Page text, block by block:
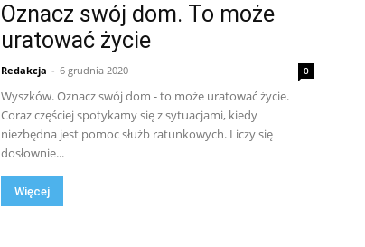
Oznacz swój dom. To może
uratować życie
Redakcja - 6 grudnia 2020 0
Wyszków. Oznacz swój dom - to może uratować życie.
Coraz częściej spotykamy się z sytuacjami, kiedy
niezbędna jest pomoc służb ratunkowych. Liczy się
dosłownie...
Więcej